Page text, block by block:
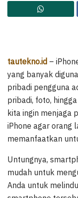
tautekno.id –
yang banyak
pribadi pengguna
pribadi, foto,
kita ingin menjaga
iPhone agar orang
memanfaatkan
Untungnya,
mudah untuk
Anda untuk